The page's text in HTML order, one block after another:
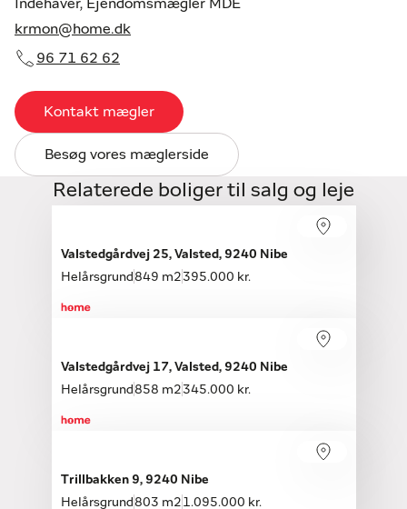
Indehaver, Ejendomsmægler MDE
krmon@home.dk
96 71 62 62
Kontakt mægler
Besøg vores mæglerside
Relaterede boliger til salg og leje
Valstedgårdvej 25, Valsted, 9240 Nibe
Helårsgrund849 m2 395.000 kr.
Valstedgårdvej 17, Valsted, 9240 Nibe
Helårsgrund858 m2 345.000 kr.
Trillbakken 9, 9240 Nibe
Helårsgrund803 m2 1.095.000 kr.